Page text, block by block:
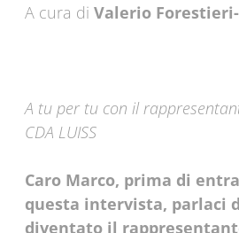
A cura di Valerio Forestieri-
A tu per tu con il
CDA LUISS
Caro Marco, prima di
questa intervista, parlaci
diventato il